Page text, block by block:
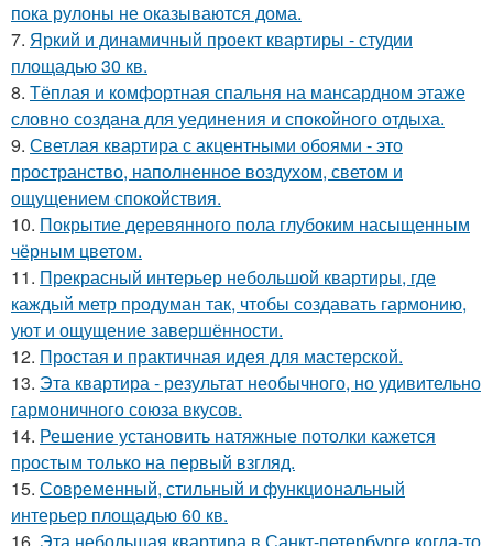
пока рулоны не оказываются дома.
7. Яркий и динамичный проект квартиры - студии
площадью 30 кв.
8. Тёплая и комфортная спальня на мансардном этаже
словно создана для уединения и спокойного отдыха.
9. Светлая квартира с акцентными обоями - это
пространство, наполненное воздухом, светом и
ощущением спокойствия.
10. Покрытие деревянного пола глубоким насыщенным
чёрным цветом.
11. Прекрасный интерьер небольшой квартиры, где
каждый метр продуман так, чтобы создавать гармонию,
уют и ощущение завершённости.
12. Простая и практичная идея для мастерской.
13. Эта квартира - результат необычного, но удивительно
гармоничного союза вкусов.
14. Решение установить натяжные потолки кажется
простым только на первый взгляд.
15. Современный, стильный и функциональный
интерьер площадью 60 кв.